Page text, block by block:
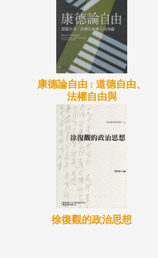
康德論自由 : 道德自由、
法權自由與
徐復觀的政治思想